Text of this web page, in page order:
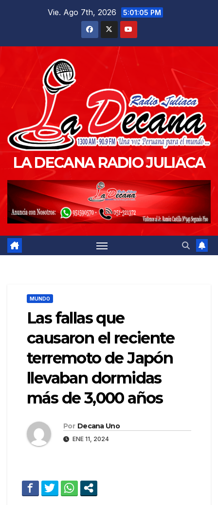
Vie. Ago 7th, 2026 5:01:06 PM
LA DECANA RADIO JULIACA
MUNDO
Las fallas que
causaron el reciente
terremoto de Japón
llevaban dormidas
más de 3,000 años
Por Decana Uno
ENE 11, 2024